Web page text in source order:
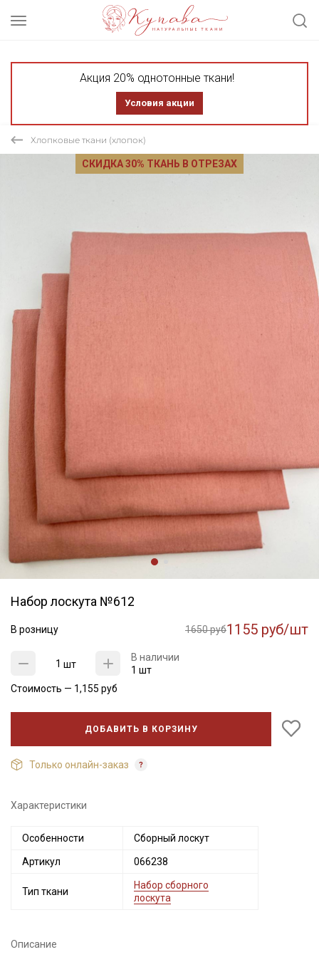
Акция 20% однотонные ткани!
Условия акции
Хлопковые ткани (хлопок)
СКИДКА 30% ТКАНЬ В ОТРЕЗАХ
Набор лоскута №612
В розницу 1650 руб1155 руб/шт
шт
В наличии
1 шт
Стоимость — 1,155 руб
ДОБАВИТЬ В КОРЗИНУ
Только онлайн-заказ
Характеристики
Особенности Сборный лоскут
Артикул 066238
Тип ткани
Набор сборного
лоскута
Описание
промокоды и скидки до 30% на узкие
категории тканей